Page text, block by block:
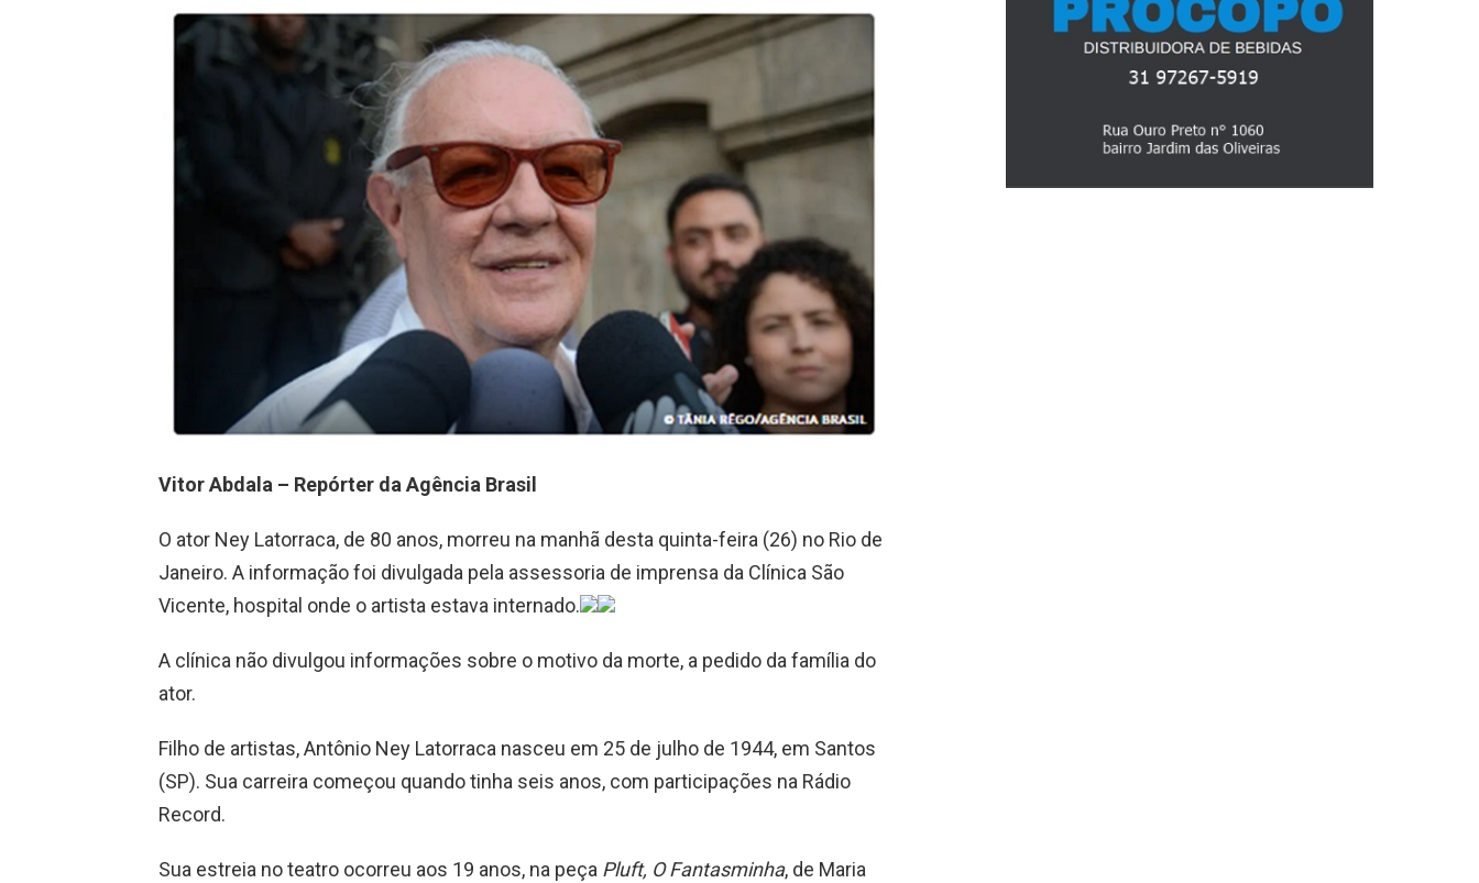
Vitor Abdala – Repórter da Agência Brasil
O ator Ney Latorraca, de 80 anos, morreu na manhã desta quinta-feira (26) no Rio de
Janeiro. A informação foi divulgada pela assessoria de imprensa da Clínica São
Vicente, hospital onde o artista estava internado.
A clínica não divulgou informações sobre o motivo da morte, a pedido da família do
ator.
Filho de artistas, Antônio Ney Latorraca nasceu em 25 de julho de 1944, em Santos
(SP). Sua carreira começou quando tinha seis anos, com participações na Rádio
Record.
Sua estreia no teatro ocorreu aos 19 anos, na peça Pluft, O Fantasminha, de Maria